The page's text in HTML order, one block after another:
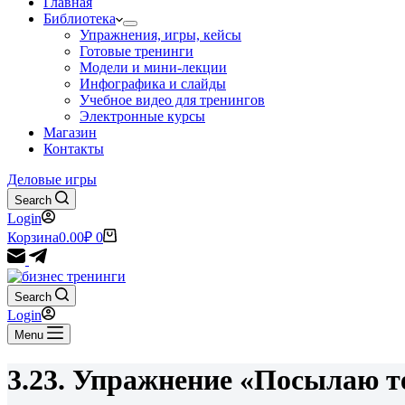
Библиотека
Упражнения, игры, кейсы
Готовые тренинги
Модели и мини-лекции
Инфографика и слайды
Учебное видео для тренингов
Электронные курсы
Магазин
Контакты
Деловые игры
Search
Login
Корзина0.00₽ 0
Search
Login
Menu
3.23. Упражнение «Посылаю